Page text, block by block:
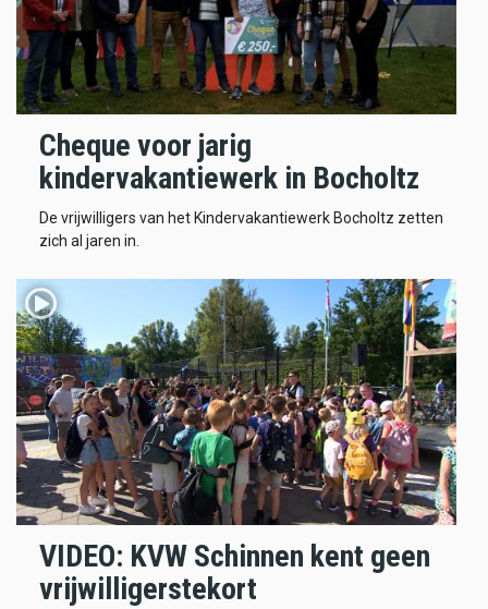
Cheque voor jarig
kindervakantiewerk in Bocholtz
De vrijwilligers van het Kindervakantiewerk Bocholtz zetten
zich al jaren in.
VIDEO: KVW Schinnen kent geen
vrijwilligerstekort